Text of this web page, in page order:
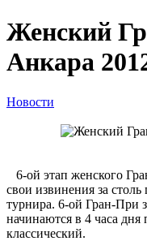
Женский
Анкара
Новости
6-ой этап женского
свои извинения за
турнира. 6-ой Гран-При
начинаются в 4 часа
классический.